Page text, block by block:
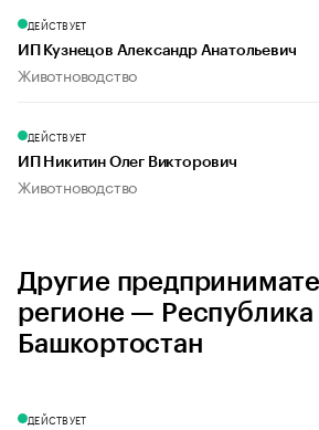
ДЕЙСТВУЕТ
ИП Кузнецов Александр Анатольевич
Животноводство
ДЕЙСТВУЕТ
ИП Никитин Олег Викторович
Животноводство
Другие
регионе — Республика
Башкортостан
ДЕЙСТВУЕТ